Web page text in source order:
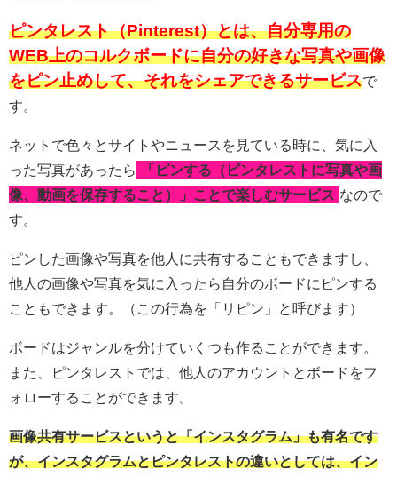
ピンタレスト（Pinterest）とは、自分専用の
WEB上のコルクボードに自分の好きな写真や画像
をピン止めして、それをシェアできるサービスで
す。
ネットで色々とサイトやニュースを見ている時に、気に入
った写真があったら
「ピンする（ピンタレストに写真や画
像、動画を保存すること）」ことで楽しむサービス なので
す。
ピンした画像や写真を他人に共有することもできますし、
他人の画像や写真を気に入ったら自分のボードにピンする
こともできます。（この行為を「リピン」と呼びます）
ボードはジャンルを分けていくつも作ることができます。
また、ピンタレストでは、他人のアカウントとボードをフ
ォローすることができます。
画像共有サービスというと「インスタグラム」も有名です
が、インスタグラムとピンタレストの違いとしては、イン